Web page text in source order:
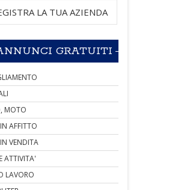
LA TUA AZIENDA
GRATUITI
MOTO
AFFITTO
VENDITA
ATTIVITA'
LAVORO